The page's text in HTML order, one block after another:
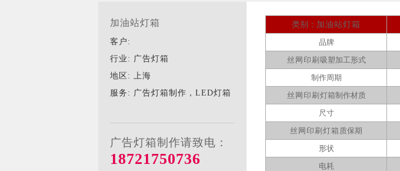
加油站灯箱
客户:
行业: 广告灯箱
地区: 上海
服务: 广告灯箱制作，LED灯箱
广告灯箱制作请致电：
18721750736
类别： 加油站灯箱
品牌
丝网印刷吸塑加工形式
制作周期
丝网印刷灯箱制作材质
尺寸
丝网印刷灯箱 质保期
形状
电耗